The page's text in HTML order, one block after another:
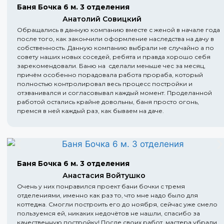
Баня Бочка 6 м. 3 отделения
Анатолий Совицкий
Обращались в данную компанию вместе с женой в начале года
после того, как закончили оформление наследства на дачу в
собственность. Данную компанию выбрали не случайно а по
совету наших новых соседей, ребята и правда хорошо себя
зарекомендовали. Баню на сделали меньше чес за месяц,
причём особенно порадовала работа прораба, который
полностью контролировал весь процесс постройки и
отзванивался и согласовывал каждый момент. Проделанной
работой остались крайне довольны, баня просто огонь,
премся в ней каждый раз, как бываем на даче.
Баня Бочка 6 м. 3 отделения
Анастасия Войтушко
Очень у них понравился проект бани бочки с тремя
отделениями, именно как раз то, что мне надо было для
коттеджа. Смогли построить его до ноября, сейчас уже смело
пользуемся ей, никаких недочётов не нашли, спасибо за
качественную постройку! После своих работ, мастера убрали